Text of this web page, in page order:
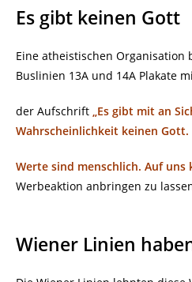
Es gibt keinen Gott
Eine atheistischen Organisation
Buslinien 13A und 14A Plakate
der Aufschrift „Es gibt mit an
Wahrscheinlichkeit keinen Gott.
Werte sind menschlich. Auf uns
Werbeaktion anbringen zu
Wiener Linien